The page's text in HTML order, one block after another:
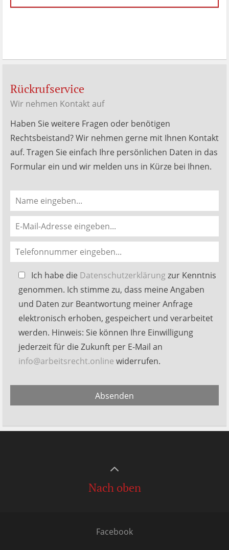
MenkenBewertungen
Rückrufservice
Wir nehmen Kontakt auf
Haben Sie weitere Fragen oder benötigen
Rechtsbeistand? Wir nehmen gerne mit Ihnen Kontakt
auf. Tragen Sie einfach Ihre persönlichen Daten in das
Formular ein und wir melden uns in Kürze bei Ihnen.
Bitte
lasse
dieses
Feld
leer.
Ich habe die Datenschutzerklärungzur Kenntnis
genommen. Ich stimme zu, dass meine Angaben
und Daten zur Beantwortung meiner Anfrage
elektronisch erhoben, gespeichert und verarbeitet
werden. Hinweis: Sie können Ihre Einwilligung
jederzeit für die Zukunft per E-Mail an
info@arbeitsrecht.online widerrufen.
Absenden
Nach oben
Facebook